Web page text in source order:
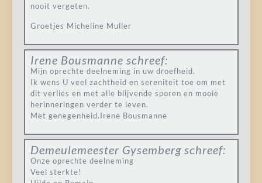
nooit vergeten.
Groetjes Micheline Muller
Irene Bousmanne schreef:
Mijn oprechte deelneming in uw droefheid.
Ik wens U veel zachtheid en sereniteit toe om met
dit verlies en met alle blijvende sporen en mooie
herinneringen verder te leven.
Met genegenheid.Irene Bousmanne
Demeulemeester Gysemberg schreef:
Onze oprechte deelneming
Veel sterkte!